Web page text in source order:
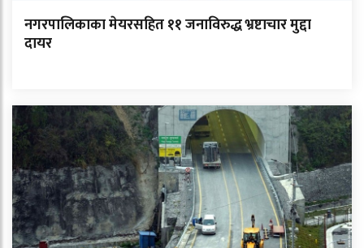
नगरपालिकाका मेयरसहित ११ जनाविरुद्ध भ्रष्टाचार मुद्दा
दायर